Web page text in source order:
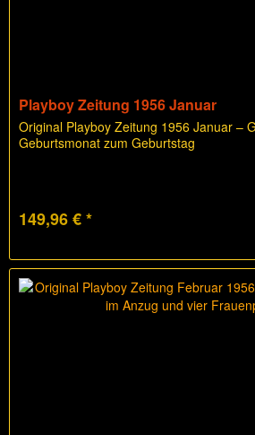
Playboy Zeitung 1956 Januar
Original Playboy Zeitung 1956 Januar –
Geburtsmonat zum Geburtstag
149,96 € *